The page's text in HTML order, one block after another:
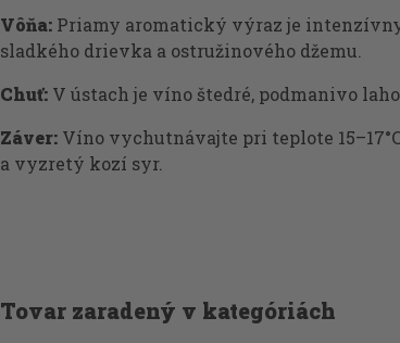
Vôňa:Priamy aromatický výraz je
sladkého drievka a ostružinového džemu.
Chuť:V ústach je víno štedré, podmanivo
Záver:Víno vychutnávajte pri teplote
a vyzretý kozí syr.
Tovar zaradený v kategóriách